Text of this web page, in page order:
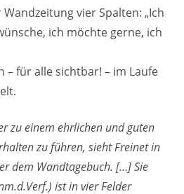
vier Spalten: „Ich
ich möchte gerne, ich
– für alle sichtbar! – im Laufe
zu einem ehrlichen und guten
zu führen, sieht Freinet in
dem Wandtagebuch. […] Sie
ist in vier Felder